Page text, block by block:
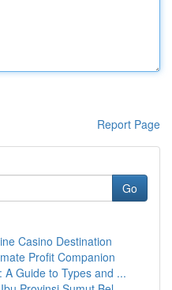
Report Page
Go
Casino Destination
Profit Companion
Guide to Types and ...